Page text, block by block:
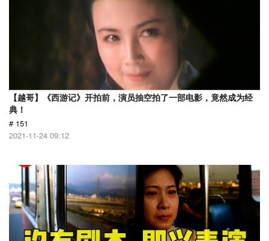
【越哥】《西游记》开拍前，演员抽空拍了一部电影，竟然成为经
典！
# 151
2021-11-24 09:12